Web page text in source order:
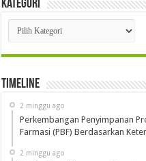
Kategori
Kategori
Timeline
2 minggu ago
Perkembangan Penyimpanan
Farmasi (PBF) Berdasarkan
2 minggu ago